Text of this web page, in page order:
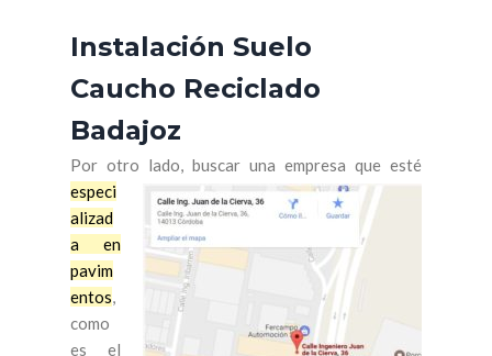
Instalación Suelo
Caucho Reciclado
Badajoz
Por otro lado, buscar una empresa que esté
especi
alizad
a en
pavim
entos,
como
es el